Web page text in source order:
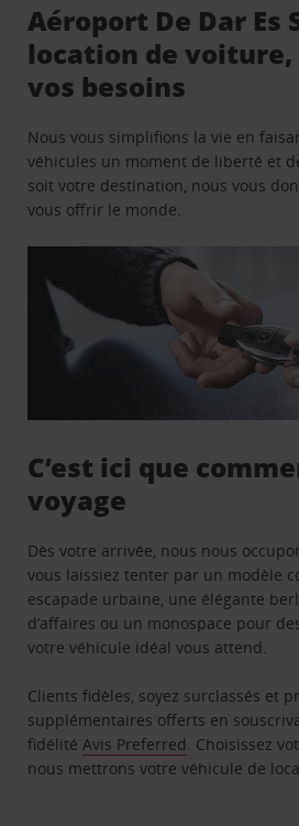
Aéroport De Dar Es
location de voiture,
vos besoins
Nous vous simplifions la vie en
véhicules un moment de liberté et
soit votre destination, nous vous
vous offrir le monde.
C’est ici que
voyage
Dès votre arrivée, nous nous
vous laissiez tenter par un modèle
escapade urbaine, une élégante
d’affaires ou un monospace pour
votre véhicule idéal vous attend.
Clients fidèles, soyez surclassés et
supplémentaires offerts en
fidélitéAvis Preferred. Choisissez
nous mettrons votre véhicule de